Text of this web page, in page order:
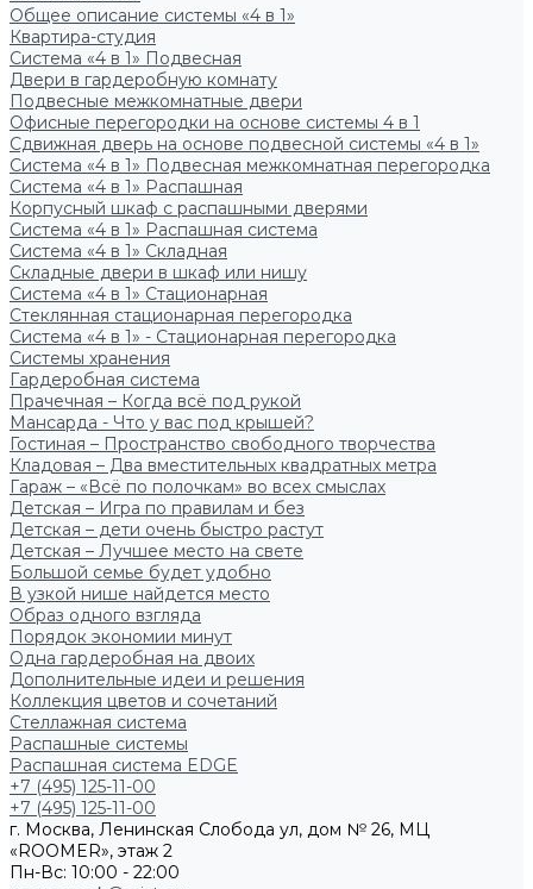
Общее описание системы «4 в 1»
Квартира-студия
Система «4 в 1» Подвесная
Двери в гардеробную комнату
Подвесные межкомнатные двери
Офисные перегородки на основе системы 4 в 1
Сдвижная дверь на основе подвесной системы «4 в 1»
Система «4 в 1» Подвесная межкомнатная перегородка
Система «4 в 1» Распашная
Корпусный шкаф с распашными дверями
Система «4 в 1» Распашная система
Система «4 в 1» Складная
Складные двери в шкаф или нишу
Система «4 в 1» Стационарная
Стеклянная стационарная перегородка
Система «4 в 1» - Стационарная перегородка
Системы хранения
Гардеробная система
Прачечная – Когда всё под рукой
Мансарда - Что у вас под крышей?
Гостиная – Пространство свободного творчества
Кладовая – Два вместительных квадратных метра
Гараж – «Всё по полочкам» во всех смыслах
Детская – Игра по правилам и без
Детская – дети очень быстро растут
Детская – Лучшее место на свете
Большой семье будет удобно
В узкой нише найдется место
Образ одного взгляда
Порядок экономии минут
Одна гардеробная на двоих
Дополнительные идеи и решения
Коллекция цветов и сочетаний
Стеллажная система
Распашные системы
Распашная система EDGE
+7 (495) 125-11-00
+7 (495) 125-11-00
г. Москва, Ленинская Слобода ул, дом № 26, МЦ
«ROOMER», этаж 2
Пн-Вс: 10:00 - 22:00